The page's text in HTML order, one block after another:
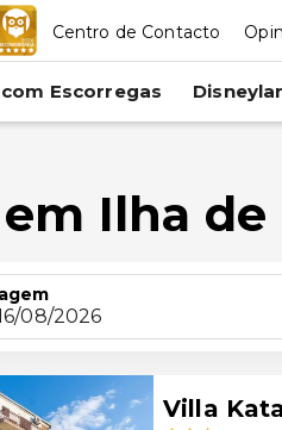
Centro de Contacto
Escorregas
Ilha de
08/2026
Villa